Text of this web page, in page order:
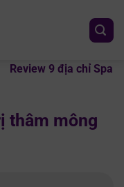
Review 9 địa chỉ Spa
thâm mông